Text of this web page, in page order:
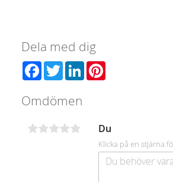
Dela med dig
Facebook
TwitterLinkedIn
Omdömen
Du
Klicka på en stjärna